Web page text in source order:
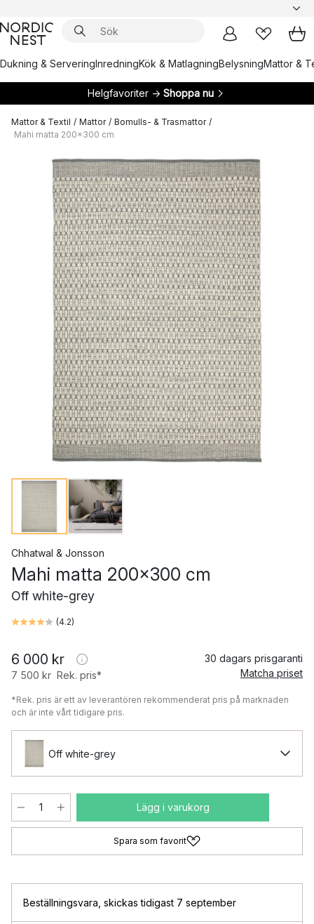
Dukning & ServeringInredningKök & MatlagningBelysningMattor &
Helgfavoriter → Shoppa nu
Mattor & Textil / Mattor / Bomulls- & Trasmattor /
Mahi matta 200x300 cm
Chhatwal & Jonsson
Mahi matta 200x300 cm
Off white-grey
(4.2)
6 000 kr
7 500 kr Rek. pris*
30 dagars prisgaranti
Matcha priset
*Rek. pris är ett av leverantören rekommenderat pris på marknaden
och är inte vårt tidigare pris.
Off white-grey
Lägg i varukorg
Spara som favorit
Beställningsvara skickas tidigast 7 september